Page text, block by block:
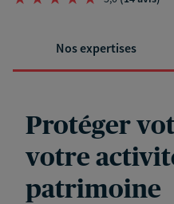
Nos expertises
Protéger
votre
patrimoine